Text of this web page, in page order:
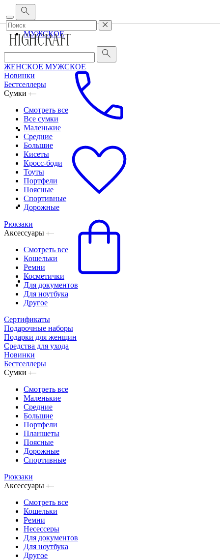
Корпоративным клиентам
ЖЕНСКОЕ
МУЖСКОЕ
ЖЕНСКОЕ МУЖСКОЕ
Новинки
Бестселлеры
Сумки
Смотреть все
Все сумки
Маленькие
Средние
Большие
Кисеты
Кросс-боди
Тоуты
Портфели
Поясные
Спортивные
Дорожные
Рюкзаки
Аксессуары
Смотреть все
Кошельки
Ремни
Косметички
Для документов
Для ноутбука
Другое
Сертификаты
Подарочные наборы
Подарки для женщин
Средства для ухода
Новинки
Бестселлеры
Сумки
Смотреть все
Маленькие
Средние
Большие
Портфели
Планшеты
Поясные
Дорожные
Спортивные
Рюкзаки
Аксессуары
Смотреть все
Кошельки
Ремни
Несессеры
Для документов
Для ноутбука
Другое